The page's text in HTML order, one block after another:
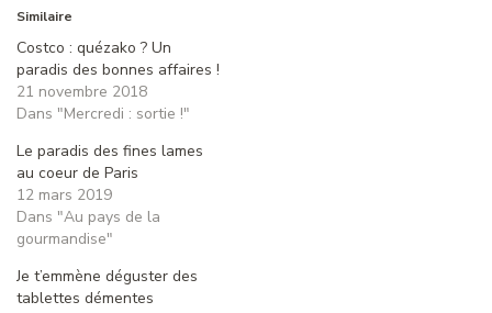
Similaire
Costco : quézako ? Un
paradis des bonnes affaires !
21 novembre 2018
Dans "Mercredi : sortie !"
Le paradis des fines lames
au coeur de Paris
12 mars 2019
Dans "Au pays de la
gourmandise"
Je t’emmène déguster des
tablettes démentes